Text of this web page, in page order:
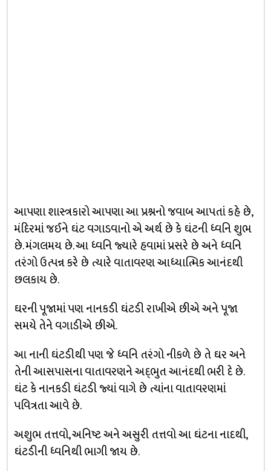
આપણા શાસ્ત્રકારો આપણા આ પ્રશ્નનો જવાબ આપતાં કહે છે,
મંદિરમાં જઈને ઘંટ વગાડવાનો એ અર્થ છે કે ઘંટની ધ્વનિ શુભ
છે. મંગલમય છે. આ ધ્વનિ જ્યારે હવામાં પ્રસરે છે અને ધ્વનિ
તરંગો ઉત્પન્ન કરે છે ત્યારે વાતાવરણ આધ્યાત્મિક આનંદથી
છલકાય છે.
ઘરની પૂજામાં પણ નાનકડી ઘંટડી રાખીએ છીએ અને પૂજા
સમયે તેને વગાડીએ છીએ.
આ નાની ઘંટડીથી પણ જે ધ્વનિ તરંગો નીકળે છે તે ઘર અને
તેની આસપાસના વાતાવરણને અદ્‌ભુત આનંદથી ભરી દે છે.
ઘંટ કે નાનકડી ઘંટડી જ્યાં વાગે છે ત્યાંના વાતાવરણમાં
પવિત્રતા આવે છે.
અશુભ તત્તવો, અનિષ્ટ અને અસુરી તત્તવો આ ઘંટના નાદથી,
ઘંટડીની ધ્વનિથી ભાગી જાય છે.